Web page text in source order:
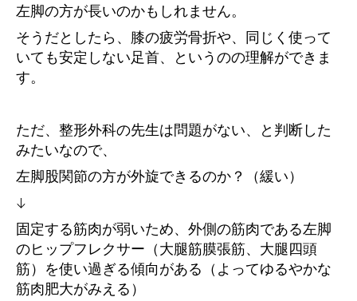
左脚の方が長いのかもしれません。
そうだとしたら、膝の疲労骨折や、同じく使って
いても安定しない足首、というのの理解ができま
す。
ただ、整形外科の先生は問題がない、と判断した
みたいなので、
左脚股関節の方が外旋できるのか？（緩い）
↓
固定する筋肉が弱いため、外側の筋肉である左脚
のヒップフレクサー（大腿筋膜張筋、大腿四頭
筋）を使い過ぎる傾向がある（よってゆるやかな
筋肉肥大がみえる）